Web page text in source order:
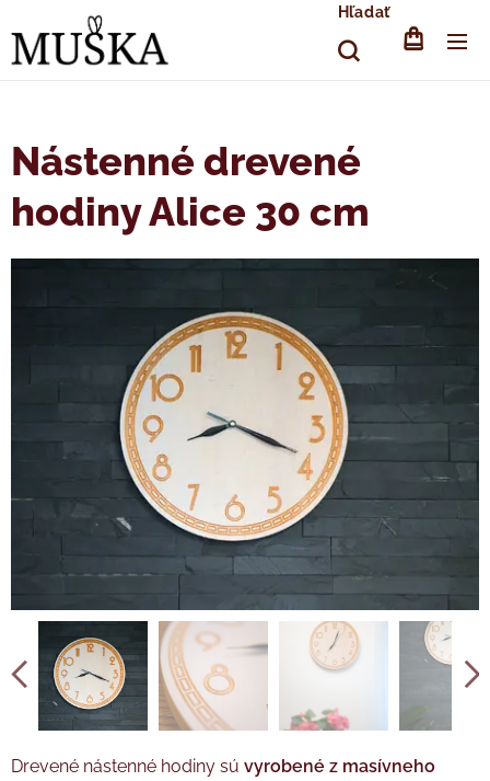
Hľadať
Nástenné drevené
hodiny Alice 30 cm
Tužková baterie AA není součástí balení.
Drevené nástenné hodiny sú vyrobené z masívneho